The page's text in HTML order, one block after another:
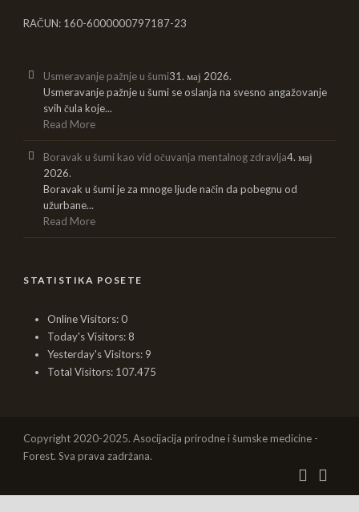
RAČUN: 160-6000000797187-23
Usmeravanje pažnje u šumi31. мај 2026.
Usmeravanje pažnje u šumi se oslanja na svesno angažovanje
svih čula koje...
Read More
Boravak u šumi kao vid očuvanja mentalnog zdravlja4. мај
2026.
Boravak u šumi je za mnoge ljude način da pobegnu od
užurbane...
Read More
STATISTIKA POSETE
Online Visitors:0
Today's Visitors:8
Yesterday's Visitors: 9
Total Visitors: 107.475
Copyright 2020-2025. Asocijacija prirodne i šumske medicine -
Forest. Sva prava zadržana.